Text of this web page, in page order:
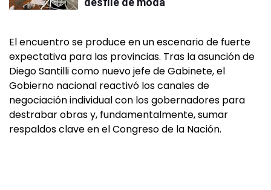
El encuentro se produce en un escenario de fuerte
expectativa para las provincias. Tras la asunción de
Diego Santilli como nuevo jefe de Gabinete, el
Gobierno nacional reactivó los canales de
negociación individual con los gobernadores para
destrabar obras y, fundamentalmente, sumar
respaldos clave en el Congreso de la Nación.